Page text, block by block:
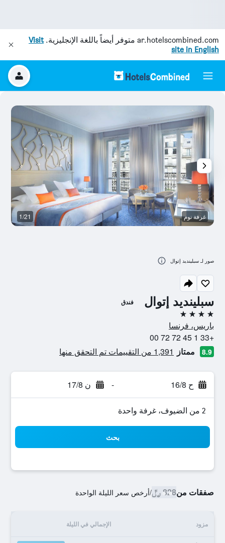
ar.hotelscombined.com متوفر أيضاً باللغة الإنجليزية.Visit
site in English
سبلينديد إتوال فندق
4 نجوم
باريس، فرنسا
+33 1 45 72 72 00
8.9 ممتاز 1,391 من التقييمات تم التحقق منها
ح 16/8 - ن 17/8
2 من الضيوف، غرفة واحدة
بحث
صفقات من828 ﷼ /أرخص سعر الليلة الواحدة
مزود الإجمالي في الليلة
غرفة نوم 1/21
صور لـ سبلينديد إتوال